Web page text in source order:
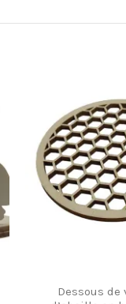
Dessous de